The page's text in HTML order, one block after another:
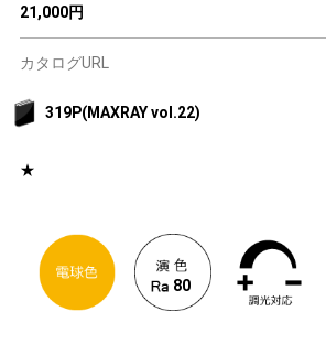
21,000円
カタログURL
319P(MAXRAY vol.22)
★
80